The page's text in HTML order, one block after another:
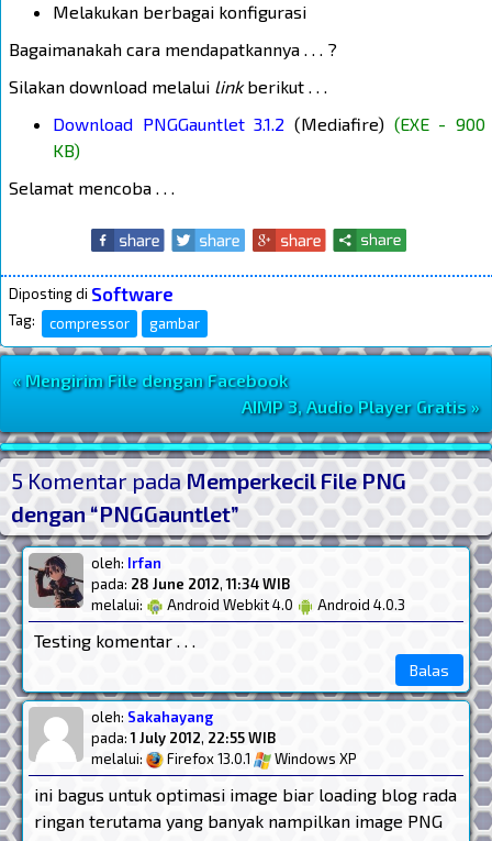
Melakukan berbagai konfigurasi
Bagaimanakah cara mendapatkannya . . . ?
Silakan download melalui linkberikut . . .
Download PNGGauntlet 3.1.2 (Mediafire) (EXE - 900
KB)
Selamat mencoba . . .
Diposting di Software
Tag: compressor gambar
Navigasi Postingan
« Mengirim File dengan Facebook
AIMP 3, Audio Player Gratis »
Post Widget
5 Komentar padaMemperkecil File PNG
dengan “PNGGauntlet”
oleh: Irfan
pada: 28 June 2012,11:34 WIB
melalui:
Android Webkit 4.0 Android 4.0.3
Testing komentar . . .
Balas
oleh: Sakahayang
pada:1 July 2012, 22:55 WIB
melalui:
Firefox 13.0.1 Windows XP
ini bagus untuk optimasi image biar loading blog rada
ringan terutama yang banyak nampilkan image PNG